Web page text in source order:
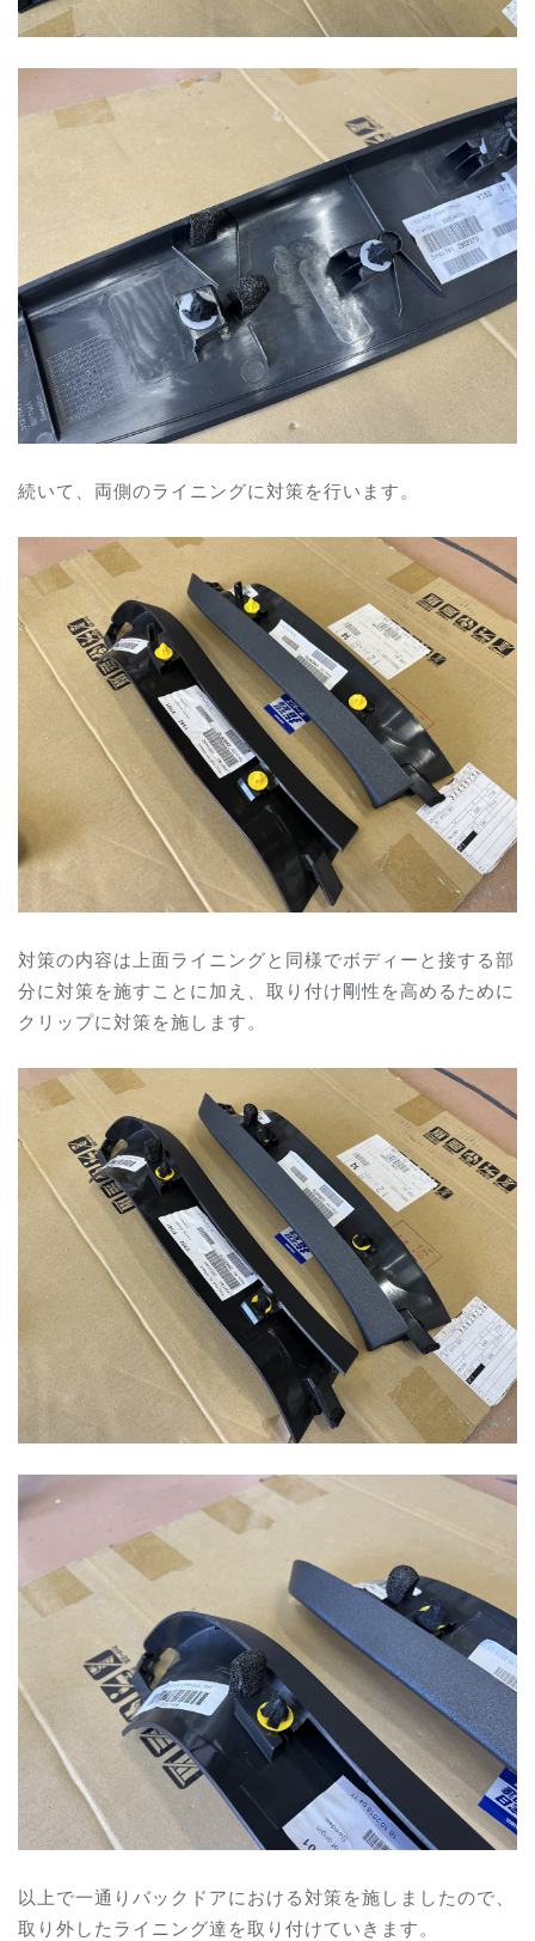
続いて、両側のライニングに対策を行います。
対策の内容は上面ライニングと同様でボディーと接する部
分に対策を施すことに加え、取り付け剛性を高めるために
クリップに対策を施します。
以上で一通りバックドアにおける対策を施しましたので、
取り外したライニング達を取り付けていきます。